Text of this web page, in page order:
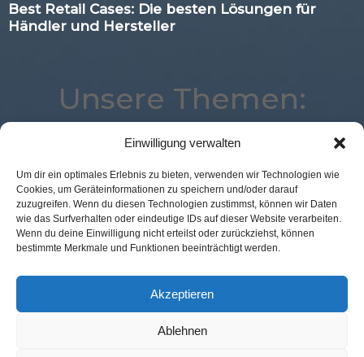
Einwilligung verwalten
Um dir ein optimales Erlebnis zu bieten, verwenden wir Technologien wie
Cookies, um Geräteinformationen zu speichern und/oder darauf
zuzugreifen. Wenn du diesen Technologien zustimmst, können wir Daten
wie das Surfverhalten oder eindeutige IDs auf dieser Website verarbeiten.
Wenn du deine Einwilligung nicht erteilst oder zurückziehst, können
bestimmte Merkmale und Funktionen beeinträchtigt werden.
Akzeptieren
Ablehnen
Best Retail Cases: Die besten Lösungen für
Händler und Hersteller
Unsere Themen:
Künstliche Intelligenz Studie
Augmented Reality
Digital
Expertenwissen Logistik
Advertising
Kassenlose Läden
Best Retail Cases
Marketing
Analytics
Mobile Commerce
Corona
Location